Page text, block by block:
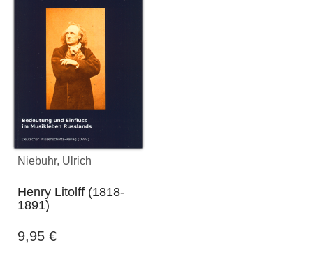
Niebuhr, Ulrich
Henry Litolff (1818-
1891)
9,95 €